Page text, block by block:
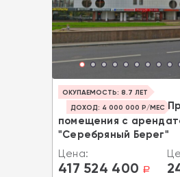
ОКУПАЕМОСТЬ: 8.7 ЛЕТ
ДОХОД: 4 000 000 Р/МЕС
помещения с
"Серебряный Берег"
Цена:
417 524 400 a